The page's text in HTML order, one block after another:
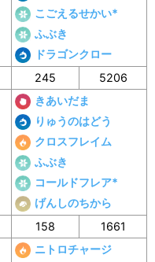
こごえるせかい*
ふぶき
ドラゴンクロー
245 5206
きあいだま
りゅうのはどう
クロスフレイム
ふぶき
コールドフレア*
げんしのちから
158 1661
ニトロチャージ